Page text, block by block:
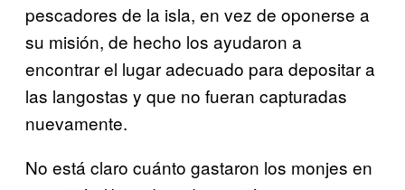
pescadores de la isla, en vez de oponerse a
su misión, de hecho los ayudaron a
encontrar el lugar adecuado para depositar a
las langostas y que no fueran capturadas
nuevamente.
No está claro cuánto gastaron los monjes en